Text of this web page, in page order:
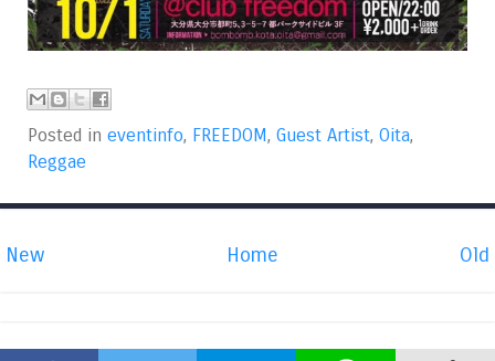
Posted in eventinfo, FREEDOM, Guest Artist, Oita,
Reggae
New Old
Home